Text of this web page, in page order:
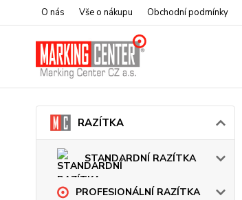
O nás Vše o nákupu Obchodní podmínky
RAZÍTKA
STANDARDNÍ RAZÍTKA
PROFESIONÁLNÍ RAZÍTKA